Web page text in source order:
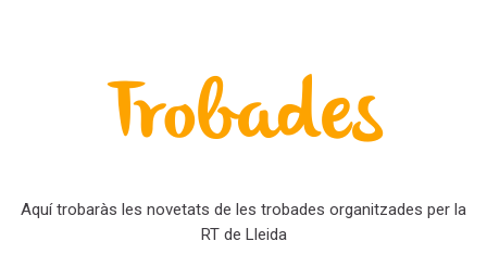
Trobades
Aquí trobaràs les novetats de les trobades organitzades per la
RT de Lleida